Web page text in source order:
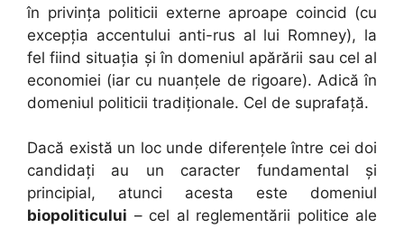
în privința politicii externe aproape coincid (cu
excepția accentului anti-rus al lui Romney), la
fel fiind situația și în domeniul apărării sau cel al
economiei (iar cu nuanțele de rigoare). Adică în
domeniul politicii tradiționale. Cel de suprafață.
Dacă există un loc unde diferențele între cei doi
candidați au un caracter fundamental și
principial, atunci acesta este domeniul
biopoliticului – cel al reglementării politice ale